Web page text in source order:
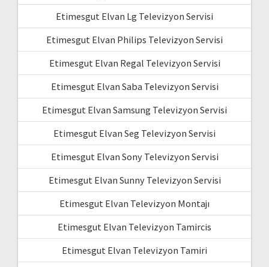
Etimesgut Elvan Lg Televizyon Servisi
Etimesgut Elvan Philips Televizyon Servisi
Etimesgut Elvan Regal Televizyon Servisi
Etimesgut Elvan Saba Televizyon Servisi
Etimesgut Elvan Samsung Televizyon Servisi
Etimesgut Elvan Seg Televizyon Servisi
Etimesgut Elvan Sony Televizyon Servisi
Etimesgut Elvan Sunny Televizyon Servisi
Etimesgut Elvan Televizyon Montajı
Etimesgut Elvan Televizyon Tamircis
Etimesgut Elvan Televizyon Tamiri